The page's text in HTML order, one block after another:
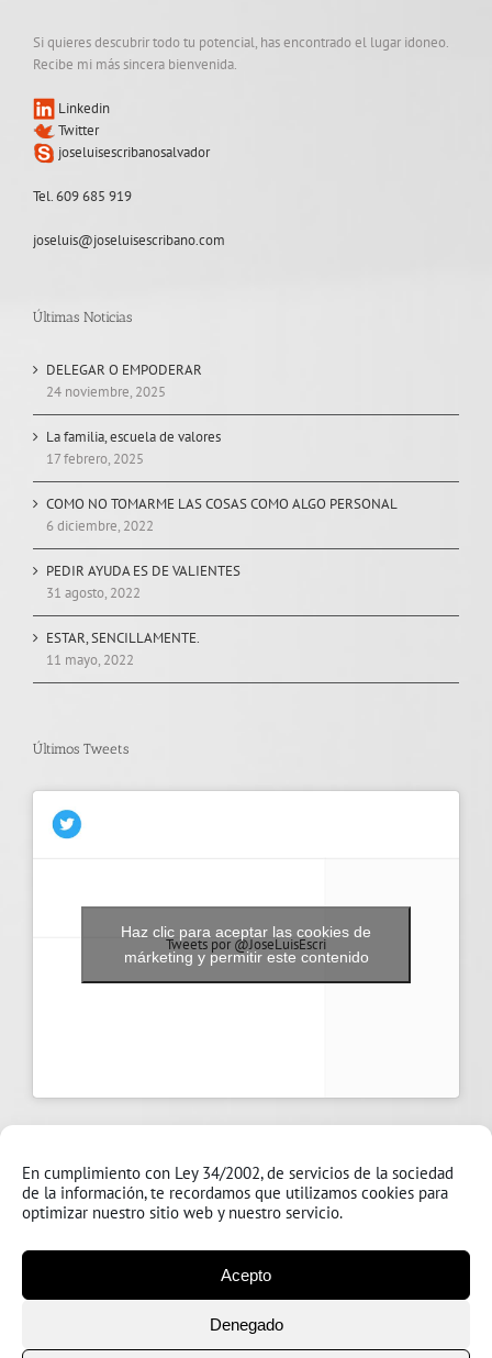
En cumplimiento con Ley 34/2002, de servicios de la sociedad
de la información, te recordamos que utilizamos cookies para
optimizar nuestro sitio web y nuestro servicio.
Acepto
Denegado
Si quieres descubrir todo tu potencial, has encontrado el lugar idoneo.
Recibe mi más sincera bienvenida.
Linkedin
Twitter
joseluisescribanosalvador
Tel. 609 685 919
joseluis@joseluisescribano.com
Últimas Noticias
DELEGAR O EMPODERAR
24 noviembre, 2025
La familia, escuela de valores
17 febrero, 2025
COMO NO TOMARME LAS COSAS COMO ALGO PERSONAL
6 diciembre, 2022
PEDIR AYUDA ES DE VALIENTES
31 agosto, 2022
ESTAR, SENCILLAMENTE.
11 mayo, 2022
Últimos Tweets
Tweets por @JoseLuisEscri
Haz clic para aceptar las cookies de
márketing y permitir este contenido